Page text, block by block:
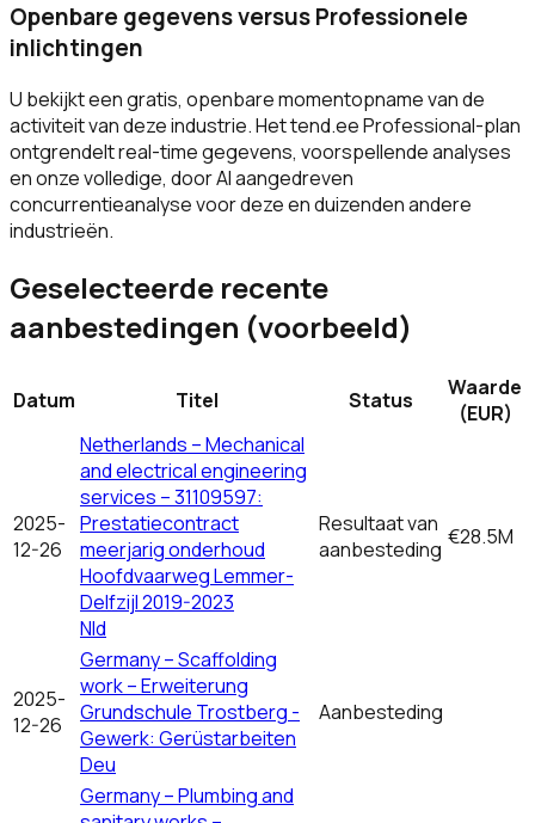
Openbare gegevens versus Professionele
inlichtingen
U bekijkt een gratis, openbare momentopname van de
activiteit van deze industrie. Het tend.ee Professional-plan
ontgrendelt real-time gegevens, voorspellende analyses
en onze volledige, door AI aangedreven
concurrentieanalyse voor deze en duizenden andere
industrieën.
Geselecteerde recente
aanbestedingen (voorbeeld)
Datum Titel Status
Waarde
(EUR)
2025-
12-26
Netherlands – Mechanical
and electrical engineering
services – 31109597:
Prestatiecontract
meerjarig onderhoud
Hoofdvaarweg Lemmer-
Delfzijl 2019-2023
Nld
Resultaat van
aanbesteding €28.5M
2025-
12-26
Germany – Scaffolding
work – Erweiterung
Grundschule Trostberg -
Gewerk: Gerüstarbeiten
Deu
Aanbesteding
Germany – Plumbing and